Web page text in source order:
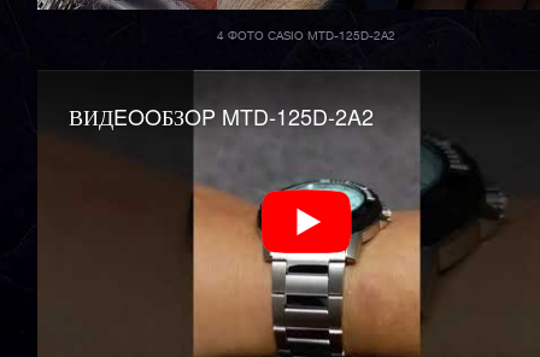
4 ФОТО CASIO MTD-125D-2A2
ВИДEOOБЗOP MTD-125D-2A2